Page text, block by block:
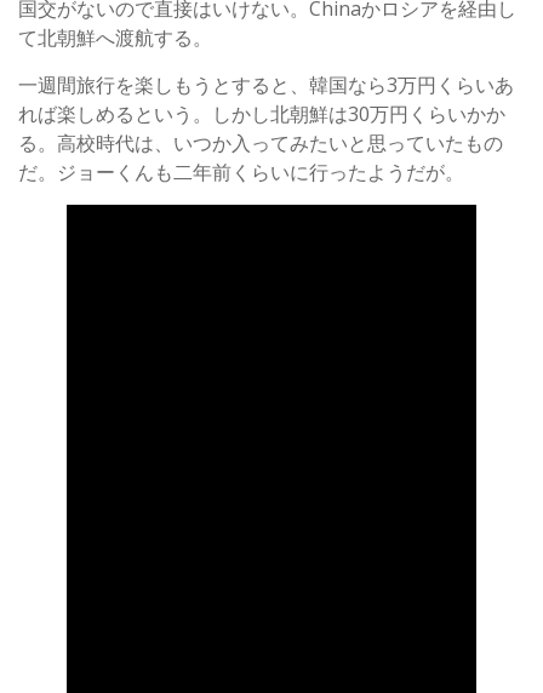
国交がないので直接はいけない。Chinaかロシアを経由し
て北朝鮮へ渡航する。
一週間旅行を楽しもうとすると、韓国なら3万円くらいあ
れば楽しめるという。しかし北朝鮮は30万円くらいかか
る。高校時代は、いつか入ってみたいと思っていたもの
だ。ジョーくんも二年前くらいに行ったようだが。